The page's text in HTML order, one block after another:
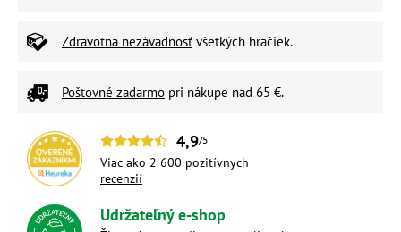
Zdravotná nezávadnosť všetkých hračiek.
Poštovné zadarmo pri nákupe nad 65 €.
4,9/5
Viac ako 2 600 pozitívnych
recenzií
Udržateľný e-shop